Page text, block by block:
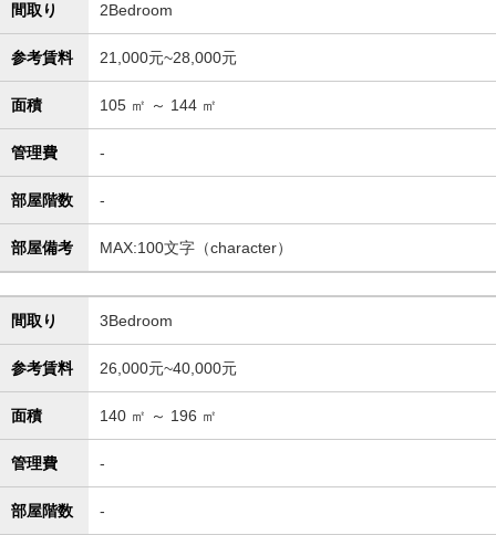
間取り 2Bedroom
参考賃料 21,000元~28,000元
面積 105 ㎡ ～ 144 ㎡
管理費 -
部屋階数 -
部屋備考 MAX:100文字（character）
間取り 3Bedroom
参考賃料 26,000元~40,000元
面積 140 ㎡ ～ 196 ㎡
管理費 -
部屋階数 -